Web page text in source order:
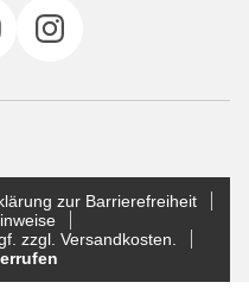
zur Barrierefreiheit
zzgl. Versandkosten.